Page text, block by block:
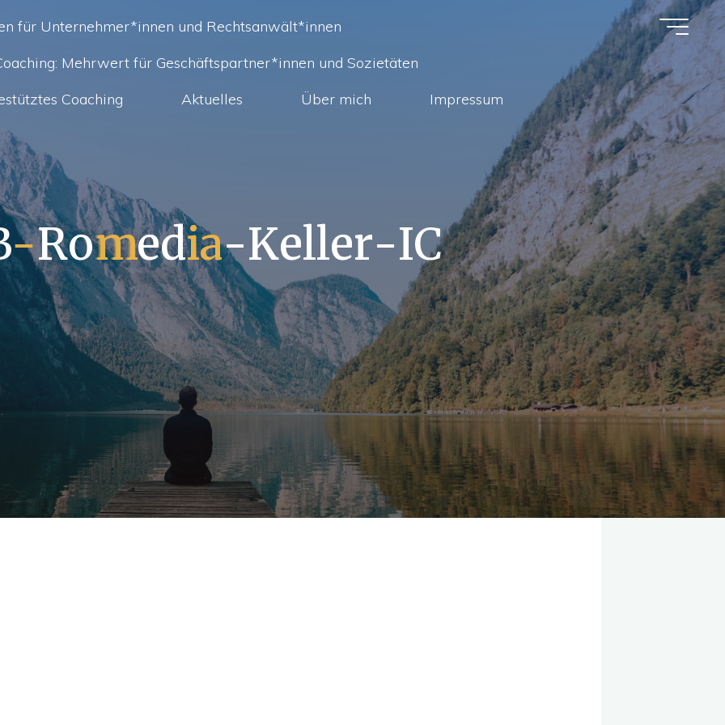
für Unternehmer*innen und Rechtsanwält*innen
Mehrwert für Geschäftspartner*innen und Sozietäten
Coaching
Aktuelles Über mich Impressum
-Romedia-Keller-IC